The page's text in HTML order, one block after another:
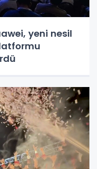
yeni nesil